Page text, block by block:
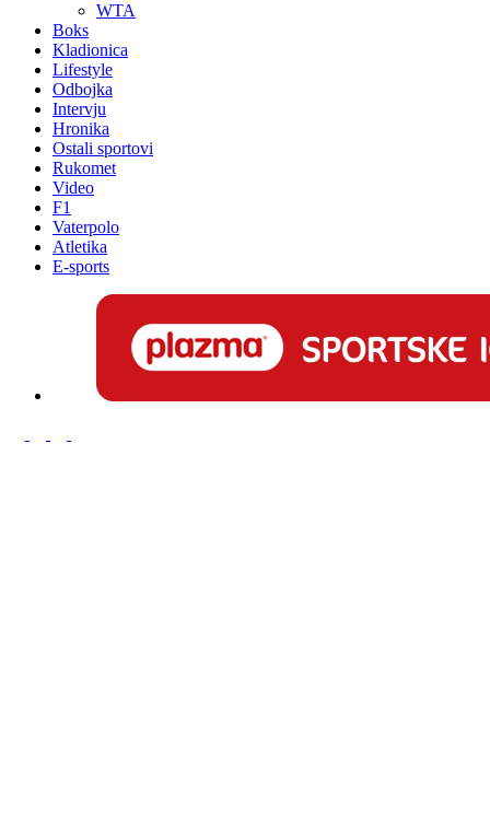
WTA
Boks
Kladionica
Lifestyle
Odbojka
Intervju
Hronika
Ostali sportovi
Rukomet
Video
F1
Vaterpolo
Atletika
E-sports